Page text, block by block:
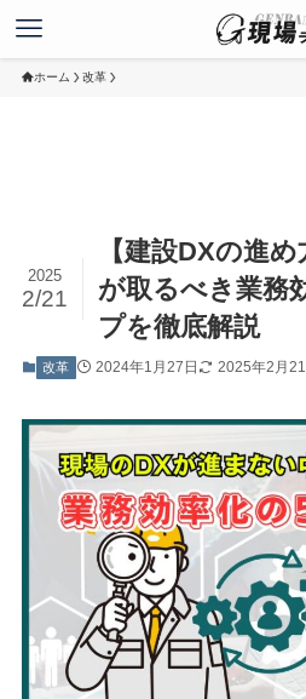
ホーム 改革
【建設DXの進
が取るべき業務
プを徹底解説
2025
2/21
改革 2024年1月27日 2025年2月21